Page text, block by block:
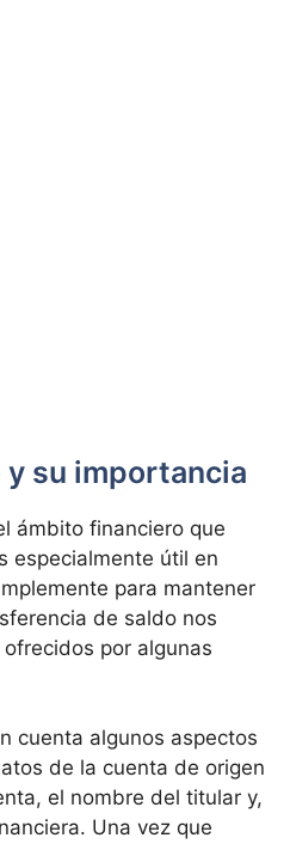
y su importancia
ámbito financiero que
especialmente útil en
para mantener
de saldo nos
por algunas
cuenta algunos aspectos
de la cuenta de origen
el nombre del titular y,
Una vez que